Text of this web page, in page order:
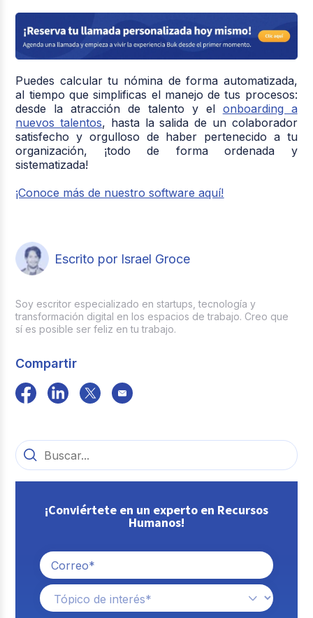
Puedes calcular tu nómina de forma automatizada,
al tiempo que simplificas el manejo de tus procesos:
desde la atracción de talento y el onboarding a
nuevos talentos, hasta la salida de un colaborador
satisfecho y orgulloso de haber pertenecido a tu
organización, ¡todo de forma ordenada y
sistematizada!
¡Conoce más de nuestro software aquí!
Escrito por Israel Groce
Soy escritor especializado en startups, tecnología y
transformación digital en los espacios de trabajo. Creo que
sí es posible ser feliz en tu trabajo.
Compartir
¡Conviértete en un experto en Recursos
Humanos!